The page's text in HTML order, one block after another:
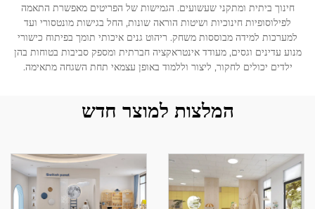
בְּלוֹגִים
חינוך ביתית ומתקני שעשועים. הגמישות של הפריטים מאפשרת התאמה
לפילוסופיות חינוכיות ושיטות הוראה שונות, החל בגישות מונטסורי ועד
למערכות למידה מבוססות משחק. ריהוט גנים איכותי תומך בפיתוח כישורי
מנוע עדינים וגסים, מעודד אינטראקציה חברתית ומספק סביבות בטוחות בהן
ילדים יכולים לחקור, ליצור וללמוד באופן עצמאי תחת השגחה מתאימה.
המלצות למוצר חדש